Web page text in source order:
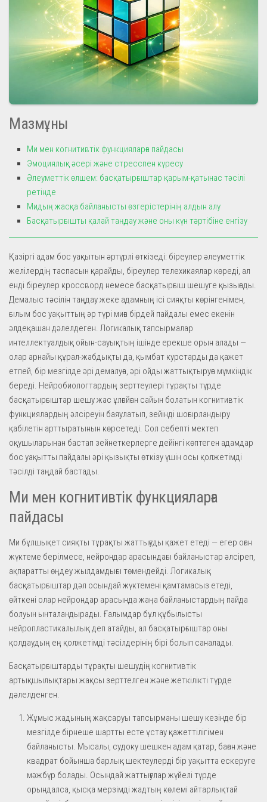
Мазмұны
Ми мен когнитивтік функцияларға пайдасы
Эмоциялық әсері және стресспен күресу
Әлеуметтік өлшем: басқатырғыштар қарым-қатынас тәсілі
ретінде
Мидың жасқа байланысты өзгерістерінің алдын алу
Басқатырғышты қалай таңдау және оны күн тәртібіне енгізу
Қазіргі адам бос уақытын әртүрлі өткізеді: біреулер әлеуметтік
желілердің таспасын қарайды, біреулер телехикаялар көреді, ал
енді біреулер кроссворд немесе басқатырғыш шешуге қызығады.
Демалыс тәсілін таңдау жеке адамның ісі сияқты көрінгенімен,
ғылым бос уақыттың әр түрі миға бірдей пайдалы емес екенін
әлдеқашан дәлелдеген. Логикалық тапсырмалар
интеллектуалдық ойын-сауықтың ішінде ерекше орын алады —
олар арнайы құрал-жабдықты да, қымбат курстарды да қажет
етпей, бір мезгілде әрі демалуға, әрі ойды жаттықтыруға мүмкіндік
береді. Нейробиологтардың зерттеулері тұрақты түрде
басқатырғыштар шешу жас ұлғайған сайын болатын когнитивтік
функциялардың әлсіреуін баяулатып, зейінді шоғырландыру
қабілетін арттыратынын көрсетеді. Сол себепті мектеп
оқушыларынан бастап зейнеткерлерге дейінгі көптеген адамдар
бос уақытты пайдалы әрі қызықты өткізу үшін осы қолжетімді
тәсілді таңдай бастады.
Ми мен когнитивтік функцияларға
пайдасы
Ми бұлшықет сияқты тұрақты жаттығуды қажет етеді — егер оған
жүктеме берілмесе, нейрондар арасындағы байланыстар әлсіреп,
ақпаратты өңдеу жылдамдығы төмендейді. Логикалық
басқатырғыштар дәл осындай жүктемені қамтамасыз етеді,
өйткені олар нейрондар арасында жаңа байланыстардың пайда
болуын ынталандырады. Ғалымдар бұл құбылысты
нейропластикалылық деп атайды, ал басқатырғыштар оны
қолдаудың ең қолжетімді тәсілдерінің бірі болып саналады.
Басқатырғыштарды тұрақты шешудің когнитивтік
артықшылықтары жақсы зерттелген және жеткілікті түрде
дәлелденген.
Жұмыс жадының жақсаруы тапсырманы шешу кезінде бір
мезгілде бірнеше шартты есте ұстау қажеттілігімен
байланысты. Мысалы, судоку шешкен адам қатар, баған және
квадрат бойынша барлық шектеулерді бір уақытта ескеруге
мәжбүр болады. Осындай жаттығулар жүйелі түрде
орындалса, қысқа мерзімді жадтың көлемі айтарлықтай